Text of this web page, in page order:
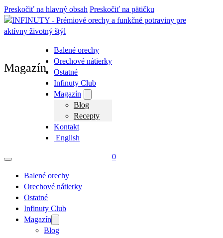
Preskočiť na hlavný obsah Preskočiť na pätičku
Balené orechy
Orechové nátierky
Ostatné
Infinuty Club
Magazín
Blog
Recepty
Kontakt
English
Balené orechy
Orechové nátierky
Ostatné
Infinuty Club
Magazín
Blog
0
Magazín